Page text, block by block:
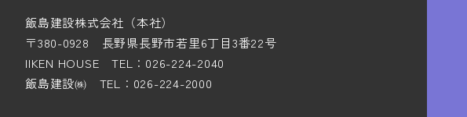
飯島建設株式会社（本社）
〒380-0928 長野県長野市若里6丁目3番22号
IIKEN HOUSE TEL：026-224-2040
飯島建設㈱ TEL：026-224-2000